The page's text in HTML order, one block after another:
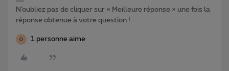
N’oubliez pas de cliquer sur « Meilleure réponse » une fois la
réponse obtenue à votre question !
O 1 personne aime